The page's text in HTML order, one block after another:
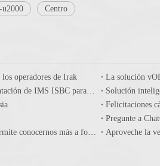
u2000 Centro
operadores de Irak
La solución
Genew Technologies y Banglalink firmaron un acuerdo para la implementación de IMS ISBC para mejorar todas las comunicaciones móviles IP
Solución
Pregunte a
¡Gran logro de la línea de productos Core Network el año pasado y le permite conocernos más a fondo antes del Mobile World Congress 2023!
Aproveche la